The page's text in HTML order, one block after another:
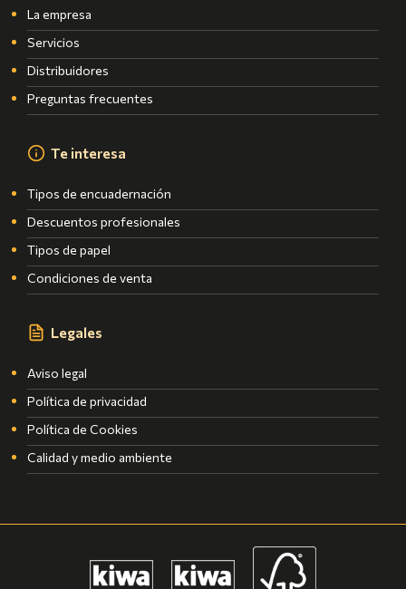
La empresa
Servicios
Distribuidores
Preguntas frecuentes
Te interesa
Tipos de encuadernación
Descuentos profesionales
Tipos de papel
Condiciones de venta
Legales
Aviso legal
Política de privacidad
Política de Cookies
Calidad y medio ambiente